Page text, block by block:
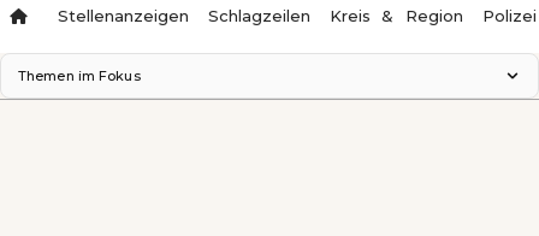
Stellenanzeigen Schlagzeilen Kreis & Region Polizei
Themen im Fokus